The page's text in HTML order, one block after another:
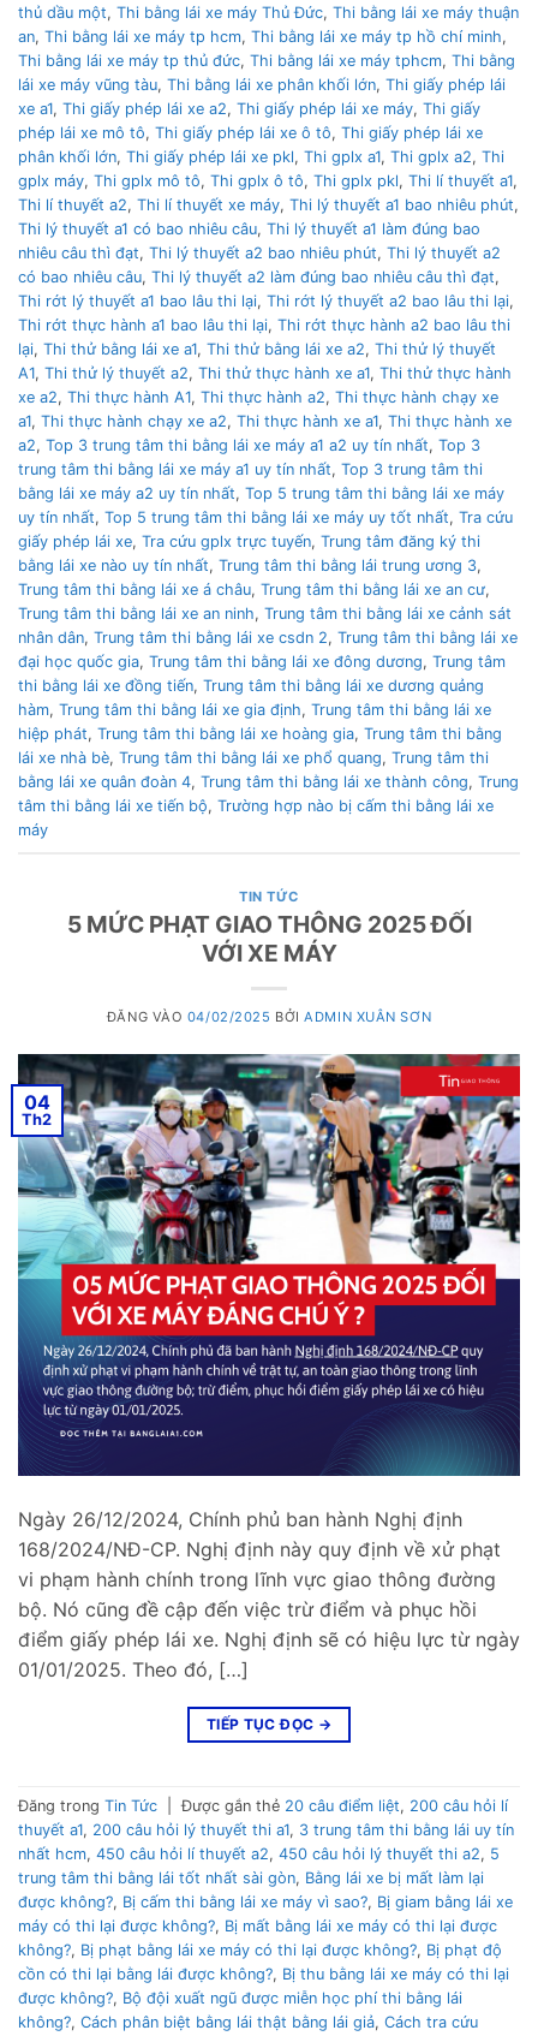
thủ dầu một, Thi bằng lái xe máy Thủ Đức, Thi bằng lái xe máy thuận
an, Thi bằng lái xe máy tp hcm, Thi bằng lái xe máy tp hồ chí minh,
Thi bằng lái xe máy tp thủ đức, Thi bằng lái xe máy tphcm, Thi bằng
lái xe máy vũng tàu, Thi bằng lái xe phân khối lớn, Thi giấy phép lái
xe a1, Thi giấy phép lái xe a2, Thi giấy phép lái xe máy, Thi giấy
phép lái xe mô tô, Thi giấy phép lái xe ô tô, Thi giấy phép lái xe
phân khối lớn, Thi giấy phép lái xe pkl, Thi gplx a1, Thi gplx a2, Thi
gplx máy, Thi gplx mô tô, Thi gplx ô tô, Thi gplx pkl, Thi lí thuyết a1,
Thi lí thuyết a2, Thi lí thuyết xe máy, Thi lý thuyết a1 bao nhiêu phút,
Thi lý thuyết a1 có bao nhiêu câu, Thi lý thuyết a1 làm đúng bao
nhiêu câu thì đạt, Thi lý thuyết a2 bao nhiêu phút, Thi lý thuyết a2
có bao nhiêu câu, Thi lý thuyết a2 làm đúng bao nhiêu câu thì đạt,
Thi rớt lý thuyết a1 bao lâu thi lại, Thi rớt lý thuyết a2 bao lâu thi lại,
Thi rớt thực hành a1 bao lâu thi lại, Thi rớt thực hành a2 bao lâu thi
lại, Thi thử bằng lái xe a1, Thi thử bằng lái xe a2, Thi thử lý thuyết
A1, Thi thử lý thuyết a2, Thi thử thực hành xe a1, Thi thử thực hành
xe a2, Thi thực hành A1, Thi thực hành a2, Thi thực hành chạy xe
a1, Thi thực hành chạy xe a2, Thi thực hành xe a1, Thi thực hành xe
a2, Top 3 trung tâm thi bằng lái xe máy a1 a2 uy tín nhất, Top 3
trung tâm thi bằng lái xe máy a1 uy tín nhất, Top 3 trung tâm thi
bằng lái xe máy a2 uy tín nhất, Top 5 trung tâm thi bằng lái xe máy
uy tín nhất, Top 5 trung tâm thi bằng lái xe máy uy tốt nhất, Tra cứu
giấy phép lái xe, Tra cứu gplx trực tuyến, Trung tâm đăng ký thi
bằng lái xe nào uy tín nhất, Trung tâm thi bằng lái trung ương 3,
Trung tâm thi bằng lái xe á châu, Trung tâm thi bằng lái xe an cư,
Trung tâm thi bằng lái xe an ninh, Trung tâm thi bằng lái xe cảnh sát
nhân dân, Trung tâm thi bằng lái xe csdn 2, Trung tâm thi bằng lái xe
đại học quốc gia, Trung tâm thi bằng lái xe đông dương, Trung tâm
thi bằng lái xe đồng tiến, Trung tâm thi bằng lái xe dương quảng
hàm, Trung tâm thi bằng lái xe gia định, Trung tâm thi bằng lái xe
hiệp phát, Trung tâm thi bằng lái xe hoàng gia, Trung tâm thi bằng
lái xe nhà bè, Trung tâm thi bằng lái xe phổ quang, Trung tâm thi
bằng lái xe quân đoàn 4, Trung tâm thi bằng lái xe thành công, Trung
tâm thi bằng lái xe tiến bộ, Trường hợp nào bị cấm thi bằng lái xe
máy
TIN TỨC
5 MỨC PHẠT GIAO THÔNG 2025 ĐỐI
VỚI XE MÁY
ĐĂNG VÀO 04/02/2025 BỞIADMIN XUÂN SƠN
04
Th2
Ngày 26/12/2024, Chính phủ ban hành Nghị định
168/2024/NĐ-CP. Nghị định này quy định về xử phạt
vi phạm hành chính trong lĩnh vực giao thông đường
bộ. Nó cũng đề cập đến việc trừ điểm và phục hồi
điểm giấy phép lái xe. Nghị định sẽ có hiệu lực từ ngày
01/01/2025. Theo đó, […]
TIẾP TỤC ĐỌC →
Đăng trong Tin Tức Được gắn thẻ 20 câu điểm liệt, 200 câu hỏi lí
thuyết a1, 200 câu hỏi lý thuyết thi a1, 3 trung tâm thi bằng lái uy tín
nhất hcm, 450 câu hỏi lí thuyết a2, 450 câu hỏi lý thuyết thi a2, 5
trung tâm thi bằng lái tốt nhất sài gòn, Bằng lái xe bị mất làm lại
được không?, Bị cấm thi bằng lái xe máy vì sao?, Bị giam bằng lái xe
máy có thi lại được không?, Bị mất bằng lái xe máy có thi lại được
không?, Bị phạt bằng lái xe máy có thi lại được không?, Bị phạt độ
cồn có thi lại bằng lái được không?, Bị thu bằng lái xe máy có thi lại
được không?, Bộ đội xuất ngũ được miễn học phí thi bằng lái
không?, Cách phân biệt bằng lái thật bằng lái giả, Cách tra cứu